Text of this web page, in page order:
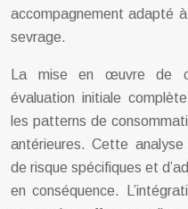
accompagnement adapté
sevrage.
La mise en œuvre de
évaluation initiale
les patterns de
antérieures. Cette
de risque spécifiques et
en conséquence.